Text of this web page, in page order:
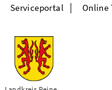
Themen
Serviceportal | Online